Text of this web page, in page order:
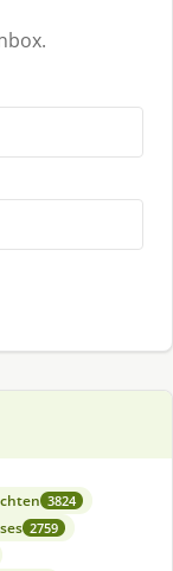
3824
2759